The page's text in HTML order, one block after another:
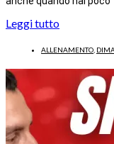
Leggi tutto
ALLENAMENTO